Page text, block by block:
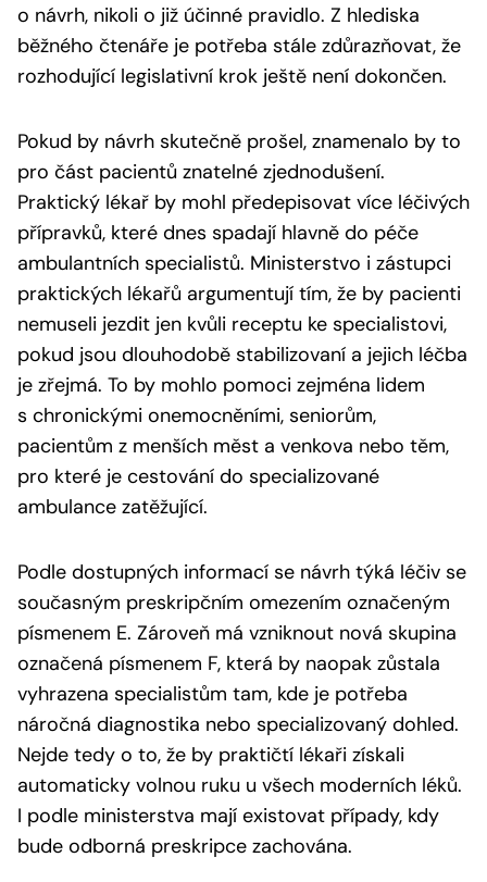
o návrh, nikoli o již účinné pravidlo. Z hlediska
běžného čtenáře je potřeba stále zdůrazňovat, že
rozhodující legislativní krok ještě není dokončen.
Pokud by návrh skutečně prošel, znamenalo by to
pro část pacientů znatelné zjednodušení.
Praktický lékař by mohl předepisovat více léčivých
přípravků, které dnes spadají hlavně do péče
ambulantních specialistů. Ministerstvo i zástupci
praktických lékařů argumentují tím, že by pacienti
nemuseli jezdit jen kvůli receptu ke specialistovi,
pokud jsou dlouhodobě stabilizovaní a jejich léčba
je zřejmá. To by mohlo pomoci zejména lidem
s chronickými onemocněními, seniorům,
pacientům z menších měst a venkova nebo těm,
pro které je cestování do specializované
ambulance zatěžující.
Podle dostupných informací se návrh týká léčiv se
současným preskripčním omezením označeným
písmenem E. Zároveň má vzniknout nová skupina
označená písmenem F, která by naopak zůstala
vyhrazena specialistům tam, kde je potřeba
náročná diagnostika nebo specializovaný dohled.
Nejde tedy o to, že by praktičtí lékaři získali
automaticky volnou ruku u všech moderních léků.
I podle ministerstva mají existovat případy, kdy
bude odborná preskripce zachována.